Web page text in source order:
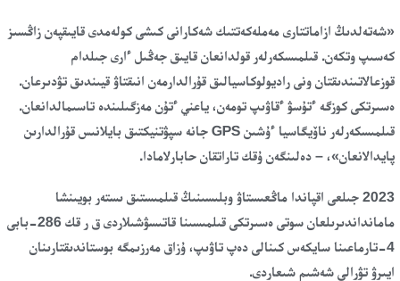
«شەتەلدىڭ ازاماتتارى مەملەكەتتىك شەكارانى كىشى كولەمدى قايىقپەن زاڭسىز
كەسىپ وتكەن. قىلمىسكەرلەر قولدانعان قايىق جەڭىل ءارى جىلدام
قوزعالاتىندىقتان ونى راديولوكاسيالىق قۇرالدارمەن انىقتاۋ قيىندىق تۋدىرعان.
ەسىرتكى كوزگە ءتۇسۋ ءقاۋىپ تومەن، ياعني ءتۇن مەزگىلىندە تاسىمالدانعان.
قىلمىسكەرلەر ناۆيگاسيا ءۇشىن GPS جانە سپۋتنيكتىق بايلانىس قۇرالدارىن
پايدالانعان»، – دەلىنگەن ۇقك تاراتقان حابارلامادا.
2023 جىلعى اقپاندا ماڭعىستاۋ وبلىسىنىڭ قىلمىستىق ىستەر بويىنشا
مامانداندىرىلعان سوتى ەسىرتكى قىلمىسىنا قاتىسۋشىلاردى ق ر قك 286-بابى
4-تارماعىنا سايكەس كىنالى دەپ تاۋىپ، ۇزاق مەرزىمگە بوستاندىقتارىنان
ايىرۋ تۋرالى شەشىم شىعاردى.